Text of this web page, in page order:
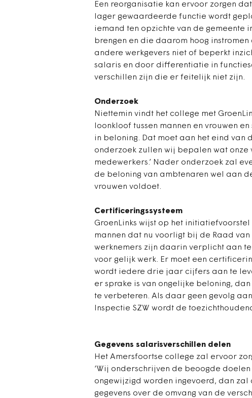
Een reorganisatie kan ervoor zorgen
lager gewaardeerde functie wordt
iemand ten opzichte van de gemeente
brengen en die daarom hoog
andere werkgevers niet of beperkt
salaris en door differentiatie in
verschillen zijn die er feitelijk niet zijn.
Onderzoek
Niettemin vindt het college met
loonkloof tussen mannen en vrouwen
in beloning. Dat moet aan het eind van
onderzoek zullen wij bepalen wat
medewerkers.’ Nader onderzoek zal
de beloning van ambtenaren wel aan
vrouwen voldoet.
Certificeringssysteem
GroenLinks wijst op het
mannen dat nu voorligt bij de Raad
werknemers zijn daarin verplicht aan
voor gelijk werk. Er moet een
wordt iedere drie jaar cijfers aan te
er sprake is van ongelijke beloning,
te verbeteren. Als daar geen gevolg
Inspectie SZW wordt de
Gegevens salarisverschillen delen
Het Amersfoortse college zal ervoor
‘Wij onderschrijven de beoogde
ongewijzigd worden ingevoerd, dan
gegevens over de omvang van de